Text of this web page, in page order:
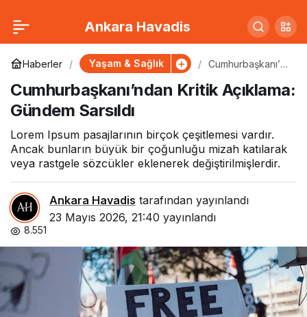
Ankara Havadis
Haberler Yaşam & Sağlık
Cumhurbaşkanı’n
Açıklama:
Gündem Sarsıldı
Cumhurbaşkanı’ndan Kritik Açıklama:
Gündem Sarsıldı
Lorem Ipsum pasajlarının birçok çeşitlemesi vardır.
Ancak bunların büyük bir çoğunluğu mizah katılarak
veya rastgele sözcükler eklenerek değiştirilmişlerdir.
Ankara Havadis tarafından yayınlandı
23 Mayıs 2026, 21:40 yayınlandı
8.551
Muhalefet Liderinden
Erken Seçim Çağrısı
0 Paylaş